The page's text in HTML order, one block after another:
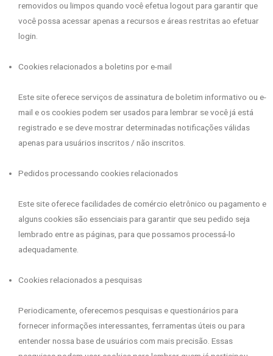
removidos ou limpos quando você efetua logout para garantir que
você possa acessar apenas a recursos e áreas restritas ao efetuar
login.
Cookies relacionados a boletins por e-mail
Este site oferece serviços de assinatura de boletim informativo ou e-
mail e os cookies podem ser usados ​​para lembrar se você já está
registrado e se deve mostrar determinadas notificações válidas
apenas para usuários inscritos / não inscritos.
Pedidos processando cookies relacionados
Este site oferece facilidades de comércio eletrônico ou pagamento e
alguns cookies são essenciais para garantir que seu pedido seja
lembrado entre as páginas, para que possamos processá-lo
adequadamente.
Cookies relacionados a pesquisas
Periodicamente, oferecemos pesquisas e questionários para
fornecer informações interessantes, ferramentas úteis ou para
entender nossa base de usuários com mais precisão. Essas